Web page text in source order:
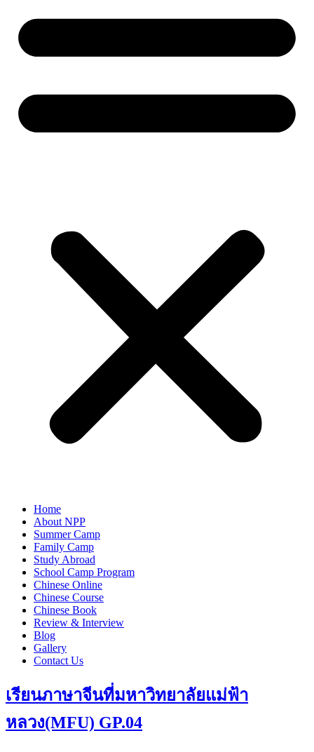
Home
About NPP
Summer Camp
Family Camp
Study Abroad
School Camp Program
Chinese Online
Chinese Course
Chinese Book
Review & Interview
Blog
Gallery
Contact Us
เรียนภาษาจีนที่มหาวิทยาลัยแม่ฟ้า
หลวง(MFU) GP.04